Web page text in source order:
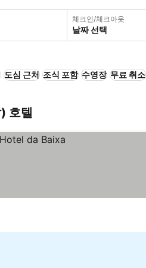
체크인/체크아웃
날짜 선택
도심 근처 조식 포함 수영장 무료 취소
호텔